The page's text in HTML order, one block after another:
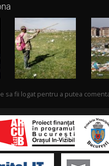
sa fii logat pentru a putea